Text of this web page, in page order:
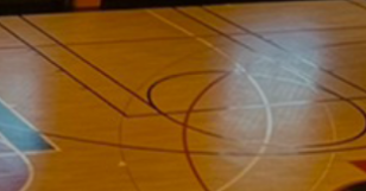
ット ボール 専用
バスケットライ